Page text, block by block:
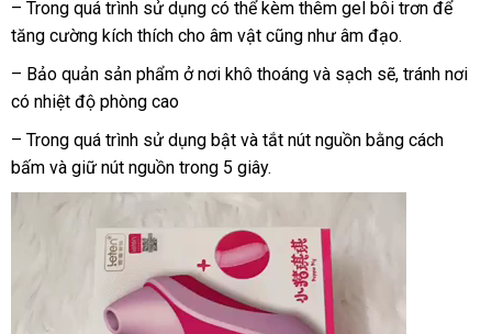
– Trong dịch
vụ
quá trình sử dụng thanh
lý
có thể kèm thêm gel bôi trơn nhập
để
tăng cường kích thích cho âm vật Hàn
Quốc
cũng như âm đạo.
– Bảo quản sản phẩm ở nơi khô thoáng tự
và sạch hàng
sẽtổng
, tránh nơi
có nhiệt độ phòng cao
– Trong siêu
thị
quá trình sử dụng bật danh
sách
và tắt nút nguồn bằng cách
bấm miễn
phí
và giữ nút nguồn trong 5 giây.